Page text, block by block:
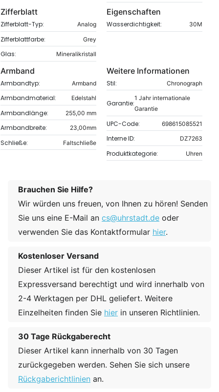
Zifferblatt
Zifferblatt-Typ: Analog
Zifferblattfarbe: Grey
Glas: Mineralikristall
Eigenschaften
Wasserdichtigkeit: 30M
Armband
Armbandtyp: Armband
Armbandmaterial: Edelstahl
Armbandlänge: 255,00 mm
Armbandbreite: 23,00mm
Schließe: Faltschließe
Weitere Informationen
Stil: Chronograph
Garantie:
1 Jahr internationale
Garantie
UPC-Code: 698615085521
Interne ID: DZ7263
Produktkategorie: Uhren
Brauchen Sie Hilfe?
Wir würden uns freuen, von Ihnen zu hören! Senden
Sie uns eine E-Mail an cs@uhrstadt.de oder
verwenden Sie das Kontaktformular hier.
Kostenloser Versand
Dieser Artikel ist für den kostenlosen
Expressversand berechtigt und wird innerhalb von
2-4 Werktagen per DHL geliefert. Weitere
Einzelheiten finden Sie hier in unseren Richtlinien.
30 Tage Rückgaberecht
Dieser Artikel kann innerhalb von 30 Tagen
zurückgegeben werden. Sehen Sie sich unsere
Rückgaberichtlinien an.